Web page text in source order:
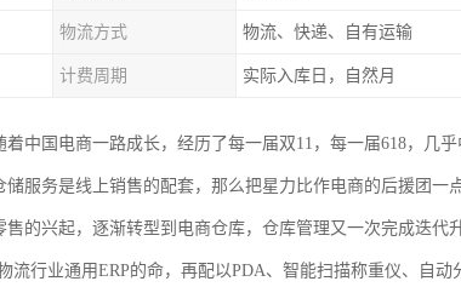
物流方式 物流、快递、自有运输
计费周期 实际入库日，自然月
中国电商一路成长，经历了每一届双11，每一届618，几
服务是线上销售的配套，那么把星力比作电商的后援团一
的兴起，逐渐转型到电商仓库，仓库管理又一次完成迭代
行业通用ERP的命，再配以PDA、智能扫描称重仪、自动